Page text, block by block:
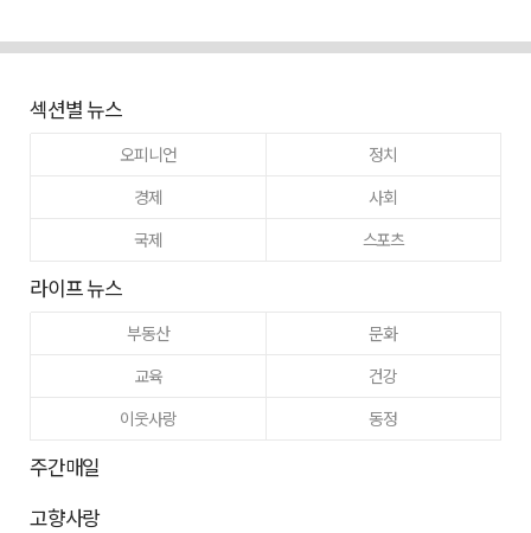
섹션별 뉴스
오피니언
정치
경제
사회
국제
스포츠
라이프 뉴스
부동산
문화
교육
건강
이웃사랑
동정
주간매일
고향사랑